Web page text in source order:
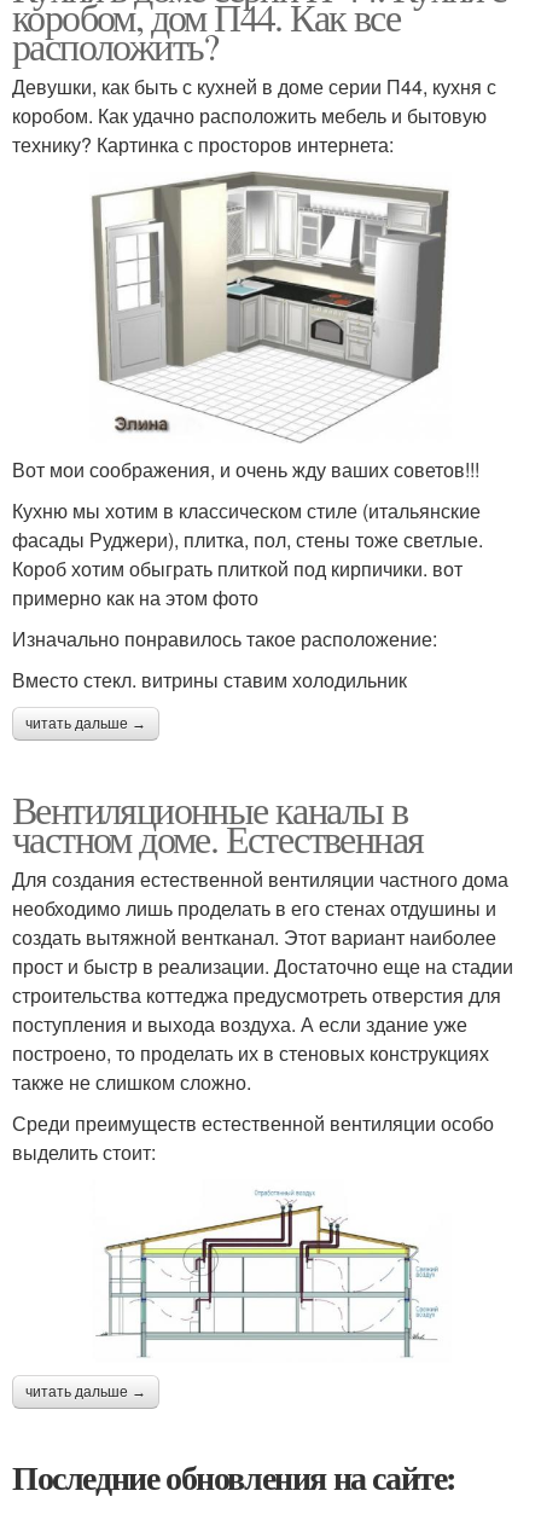
коробом, дом П44. Как все
расположить?
Девушки, как быть с кухней в доме серии П44, кухня с
коробом. Как удачно расположить мебель и бытовую
технику? Картинка с просторов интернета:
Вот мои соображения, и очень жду ваших советов!!!
Кухню мы хотим в классическом стиле (итальянские
фасады Руджери), плитка, пол, стены тоже светлые.
Короб хотим обыграть плиткой под кирпичики. вот
примерно как на этом фото
Изначально понравилось такое расположение:
Вместо стекл. витрины ставим холодильник
читать дальше →
Вентиляционные каналы в
частном доме. Естественная
Для создания естественной вентиляции частного дома
необходимо лишь проделать в его стенах отдушины и
создать вытяжной вентканал. Этот вариант наиболее
прост и быстр в реализации. Достаточно еще на стадии
строительства коттеджа предусмотреть отверстия для
поступления и выхода воздуха. А если здание уже
построено, то проделать их в стеновых конструкциях
также не слишком сложно.
Среди преимуществ естественной вентиляции особо
выделить стоит:
читать дальше →
Последние обновления на сайте: